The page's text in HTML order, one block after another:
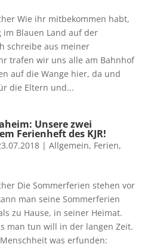
Wie ihr mitbekommen habt,
im Blauen Land auf der
schreibe aus meiner
trafen wir uns alle am Bahnhof
auf die Wange hier, da und
die Eltern und...
Unsere zwei
Ferienheft des KJR!
| Allgemein, Ferien,
Die Sommerferien stehen vor
man seine Sommerferien
zu Hause, in seiner Heimat.
man tun will in der langen Zeit.
was erfunden: